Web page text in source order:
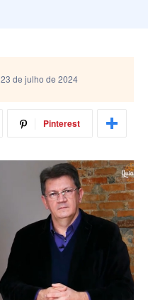
23 de julho de 2024
Pinterest